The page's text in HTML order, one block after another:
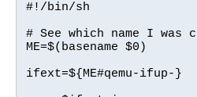
#!/bin/sh
# See which name I was
ME=$(basename $0)
ifext=${ME#qemu-ifup-}